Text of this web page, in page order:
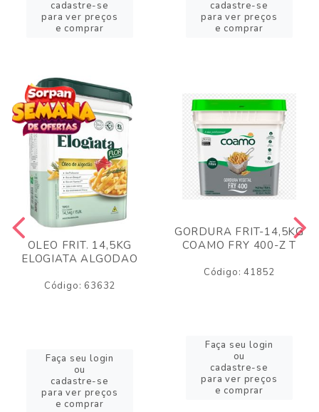
cadastre-se
para ver preços
e comprar
cadastre-se
para ver preços
e comprar
OLEO FRIT. 14,5KG
ELOGIATA ALGODAO
Código: 63632
Faça seu login
ou
cadastre-se
para ver preços
e comprar
GORDURA FRIT-14,5KG
COAMO FRY 400-Z T
Código: 41852
Faça seu login
ou
cadastre-se
para ver preços
e comprar